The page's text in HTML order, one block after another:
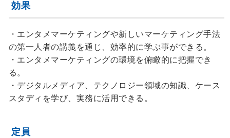
効果
・エンタメマーケティングや新しいマーケティング手法
の第一人者の講義を通じ、効率的に学ぶ事ができる。
・エンタメマーケティングの環境を俯瞰的に把握でき
る。
・デジタルメディア、テクノロジー領域の知識、ケース
スタディを学び、実務に活用できる。
定員